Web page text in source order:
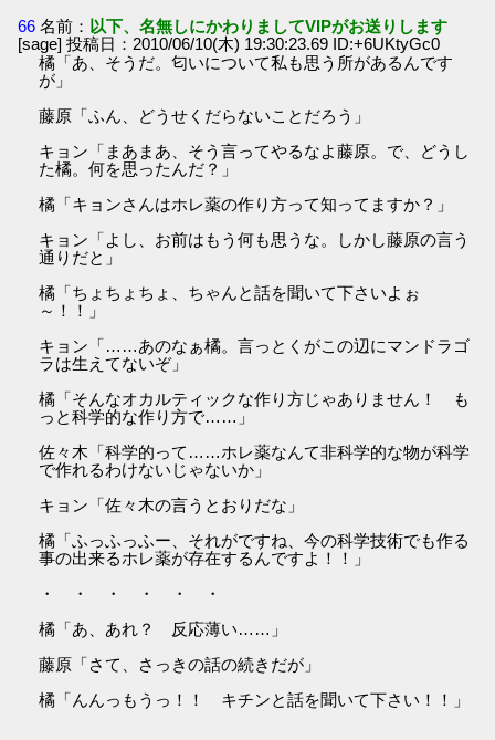
66 名前： 以下、名無しにかわりましてVIPがお送りします
[sage] 投稿日：2010/06/10(木) 19:30:23.69 ID:+6UKtyGc0
橘「あ、そうだ。匂いについて私も思う所があるんです
が」
藤原「ふん、どうせくだらないことだろう」
キョン「まあまあ、そう言ってやるなよ藤原。で、どうし
た橘。何を思ったんだ？」
橘「キョンさんはホレ薬の作り方って知ってますか？」
キョン「よし、お前はもう何も思うな。しかし藤原の言う
通りだと」
橘「ちょちょちょ、ちゃんと話を聞いて下さいよぉ
～！！」
キョン「……あのなぁ橘。言っとくがこの辺にマンドラゴ
ラは生えてないぞ」
橘「そんなオカルティックな作り方じゃありません！ も
っと科学的な作り方で……」
佐々木「科学的って……ホレ薬なんて非科学的な物が科学
で作れるわけないじゃないか」
キョン「佐々木の言うとおりだな」
橘「ふっふっふー、それがですね、今の科学技術でも作る
事の出来るホレ薬が存在するんですよ！！」
・ ・ ・ ・ ・ ・
橘「あ、あれ？ 反応薄い……」
藤原「さて、さっきの話の続きだが」
橘「んんっもうっ！！ キチンと話を聞いて下さい！！」